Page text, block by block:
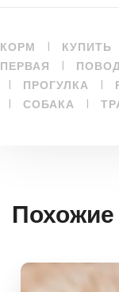
КОРМ | КУПИТЬ
ПЕРВАЯ |
| ПРОГУЛКА |
| СОБАКА |
Похожие